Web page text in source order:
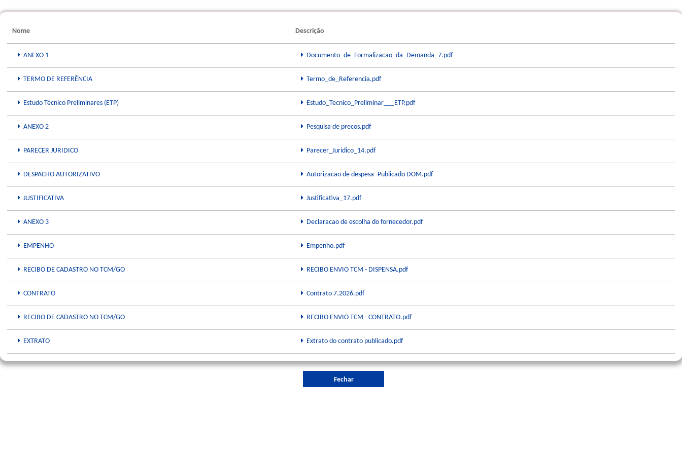
Nome Descrição
ANEXO 1 Documento_de_Formalizacao_da_Demanda_7.pdf
TERMO DE REFERÊNCIA Termo_de_Referencia.pdf
Estudo Técnico Preliminares (ETP) Estudo_Tecnico_Preliminar___ETP.pdf
ANEXO 2 Pesquisa de precos.pdf
PARECER JURIDICO Parecer_Juridico_14.pdf
DESPACHO AUTORIZATIVO Autorizacao de despesa -Publicado DOM.pdf
JUSTIFICATIVA Justificativa_17.pdf
ANEXO 3 Declaracao de escolha do fornecedor.pdf
EMPENHO Empenho.pdf
RECIBO DE CADASTRO NO TCM/GO RECIBO ENVIO TCM - DISPENSA.pdf
CONTRATO Contrato 7.2026.pdf
RECIBO DE CADASTRO NO TCM/GO RECIBO ENVIO TCM - CONTRATO.pdf
EXTRATO Extrato do contrato publicado.pdf